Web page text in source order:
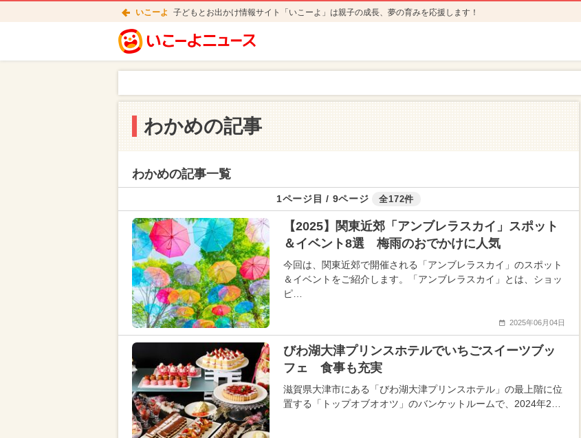
いこーよ 子どもとお出かけ情報サイト「いこーよ」は親子の成長、夢の育みを応援します！
わかめの記事
わかめの記事一覧
1ページ目 / 9ページ 全172件
【2025】関東近郊「アンブレラスカイ」スポット
＆イベント8選 梅雨のおでかけに人気
今回は、関東近郊で開催される「アンブレラスカイ」のスポット
＆イベントをご紹介します。「アンブレラスカイ」とは、ショッ
ピ…
2025年06月04日
びわ湖大津プリンスホテルでいちごスイーツブッ
フェ 食事も充実
滋賀県大津市にある「びわ湖大津プリンスホテル」の最上階に位
置する「トップオブオオツ」のバンケットルームで、2024年2…